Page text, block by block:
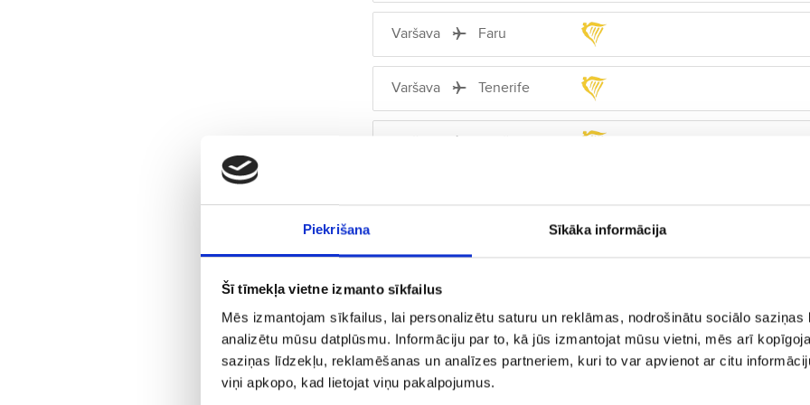
Piekrišana Sīkāka informācija
Šī tīmekļa vietne izmanto sīkfailus
Mēs izmantojam sīkfailus, lai personalizētu saturu un reklāmas, nodrošinātu sociālo
analizētu mūsu datplūsmu. Informāciju par to, kā jūs izmantojat mūsu vietni, mēs arī
saziņas līdzekļu, reklamēšanas un analīzes partneriem, kuri to var apvienot ar citu
viņi apkopo, kad lietojat viņu pakalpojumus.
Varšava Faru
Varšava Tenerife
Varšava
Varšava Santorini